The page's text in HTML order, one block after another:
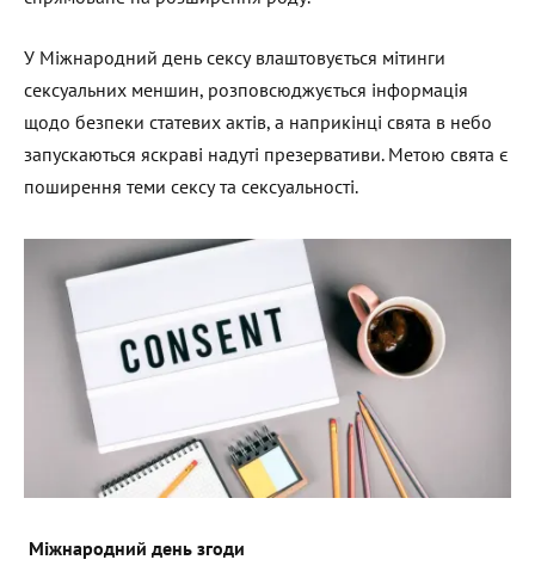
У Міжнародний день сексу влаштовується мітинги
сексуальних меншин, розповсюджується інформація
щодо безпеки статевих актів, а наприкінці свята в небо
запускаються яскраві надуті презервативи. Метою свята є
поширення теми сексу та сексуальності.
Міжнародний день згоди